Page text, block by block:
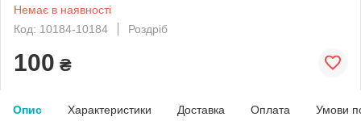
Немає в наявності
Код: 10184-10184
Роздріб
100 ₴
Опис Характеристики Доставка Оплата Умови